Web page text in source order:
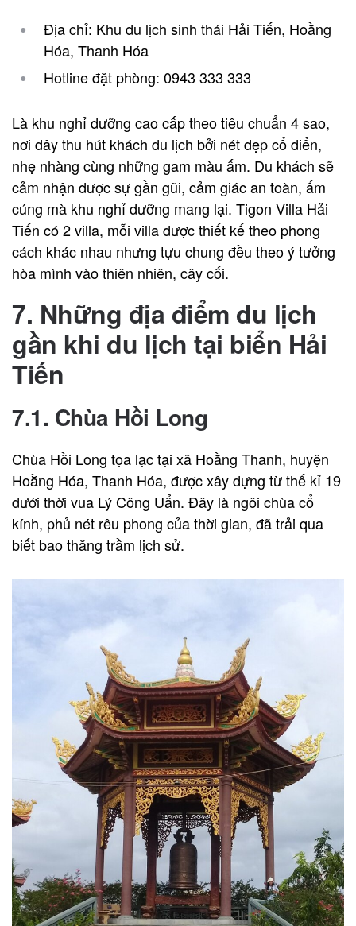
Địa chỉ: Khu du lịch sinh thái Hải Tiến, Hoằng
Hóa, Thanh Hóa
Hotline đặt phòng: 0943 333 333
Là khu nghỉ dưỡng cao cấp theo tiêu chuẩn 4 sao,
nơi đây thu hút khách du lịch bởi nét đẹp cổ điển,
nhẹ nhàng cùng những gam màu ấm. Du khách sẽ
cảm nhận được sự gần gũi, cảm giác an toàn, ấm
cúng mà khu nghỉ dưỡng mang lại. Tigon Villa Hải
Tiến có 2 villa, mỗi villa được thiết kế theo phong
cách khác nhau nhưng tựu chung đều theo ý tưởng
hòa mình vào thiên nhiên, cây cối.
7. Những địa điểm du lịch
gần khi du lịch tại biển Hải
Tiến
7.1. Chùa Hồi Long
Chùa Hồi Long tọa lạc tại xã Hoằng Thanh, huyện
Hoằng Hóa, Thanh Hóa, được xây dựng từ thế kỉ 19
dưới thời vua Lý Công Uẩn. Đây là ngôi chùa cổ
kính, phủ nét rêu phong của thời gian, đã trải qua
biết bao thăng trầm lịch sử.